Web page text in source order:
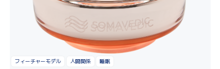
フィーチャーモデル 人間関係 睡眠